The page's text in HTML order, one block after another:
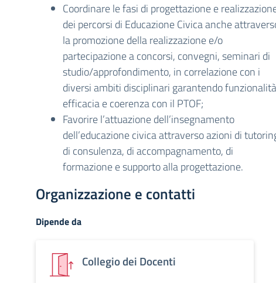
Coordinare le fasi di progettazione e
dei percorsi di Educazione Civica anche
la promozione della realizzazione e/o
partecipazione a concorsi, convegni, seminari di
studio/approfondimento, in correlazione con i
diversi ambiti disciplinari garantendo
efficacia e coerenza con il PTOF;
Favorire l’attuazione dell’insegnamento
dell’educazione civica attraverso azioni di
di consulenza, di accompagnamento, di
formazione e supporto alla progettazione.
Organizzazione e contatti
Dipende da
Collegio dei Docenti